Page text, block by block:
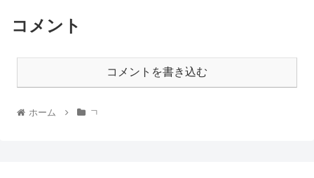
コメント
コメントを書き込む
ホーム ㄱ